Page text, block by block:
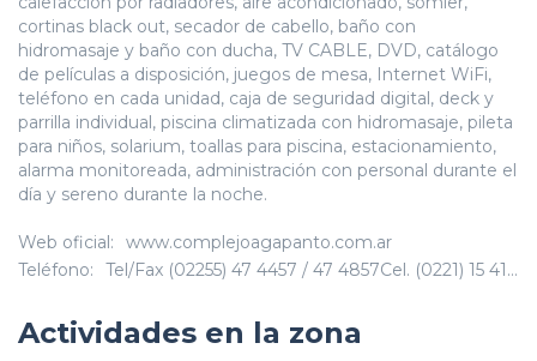
cortinas black out, secador de cabello, baño con
hidromasaje y baño con ducha, TV CABLE, DVD, catálogo
de películas a disposición, juegos de mesa, Internet WiFi,
teléfono en cada unidad, caja de seguridad digital, deck y
parrilla individual, piscina climatizada con hidromasaje, pileta
para niños, solarium, toallas para piscina, estacionamiento,
alarma monitoreada, administración con personal durante el
día y sereno durante la noche.
Web oficial:
www.complejoagapanto.com.ar
Teléfono:
Tel/Fax (02255) 47 4457 / 47 4857Cel. (0221) 15 4186424 / Nextel 54*157*593
Actividades en la zona